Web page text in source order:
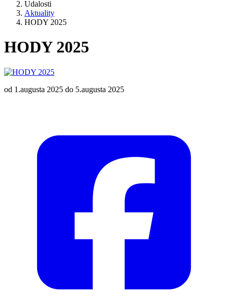
Udalosti
Aktuality
HODY 2025
HODY 2025
od 1.augusta 2025 do 5.augusta 2025